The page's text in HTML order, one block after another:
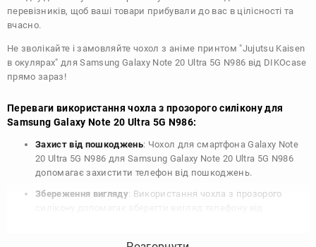
перевізників, щоб ваші товари прибували до вас в цілісності та
вчасно.
Не зволікайте і замовляйте чохол з аніме принтом "Jujutsu Kaisen
в окулярах" для Samsung Galaxy Note 20 Ultra 5G N986 від DIKOcase
прямо зараз!
Переваги використання чохла з прозорого силікону для
Samsung Galaxy Note 20 Ultra 5G N986:
Захист від пошкоджень: Чохол для смартфона Galaxy Note
20 Ultra 5G N986 для Samsung Galaxy Note 20 Ultra 5G N986
допомагає захистити телефон від пошкоджень.
Збереження вигляду: Використання чохла з прозорого
Збереження цінності: Чохол з прозорого силікону для